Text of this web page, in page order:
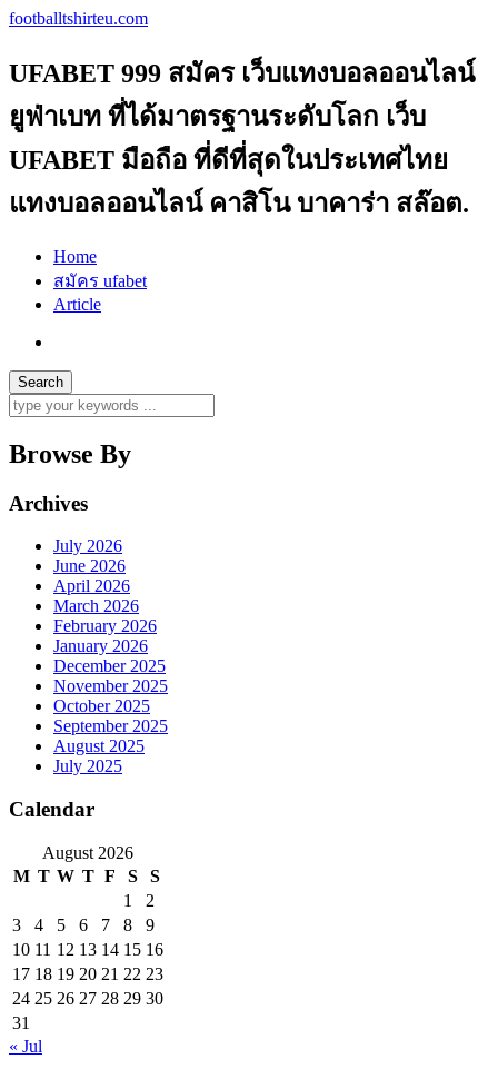
footballtshirteu.com
UFABET 999 สมัคร เว็บแทงบอลออนไลน์
ยูฟ่าเบท ที่ได้มาตรฐานระดับโลก เว็บ
UFABET มือถือ ที่ดีที่สุดในประเทศไทย
แทงบอลออนไลน์ คาสิโน บาคาร่า สล๊อต.
Home
สมัคร ufabet
Article
Browse By
Archives
July 2026
June 2026
April 2026
March 2026
February 2026
January 2026
December 2025
November 2025
October 2025
September 2025
August 2025
July 2025
Calendar
August 2026
M T W T F S
S
1
2
3
4 5 6 7 8
9
10 11 12 13 14 15 16
17 18 19 20 21 22 23
24 25 26 27 28 29 30
31
« Jul